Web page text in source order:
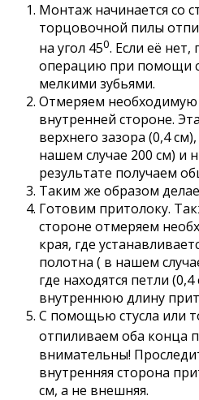
Монтаж начинается со
торцовочной пилы
на угол 450. Если её
операцию при помощи
мелкими зубьями.
Отмеряем необходимую
внутренней стороне.
верхнего зазора (0,4
нашем случае 200 см) и
результате получаем
Таким же образом
Готовим притолоку.
стороне отмеряем
края, где
полотна ( в нашем
где находятся петли
внутреннюю длину
С помощью стусла или
отпиливаем оба конца
внимательны!
внутренняя сторона
см, а не внешняя.